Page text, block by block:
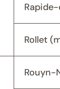
Rollet
Rouyn-